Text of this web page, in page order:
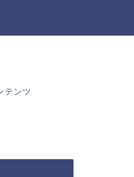
テンツ